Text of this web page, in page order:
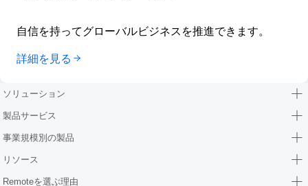
自信を持ってグローバルビジネスを推進できます。
詳細を見る
ソリューション
製品サービス
事業規模別の製品
リソース
Remoteを選ぶ理由